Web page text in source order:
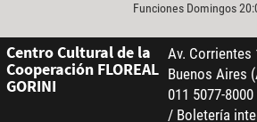
Funciones Domingos
Centro Cultural de la
Cooperación FLOREAL
GORINI
Av. Corrientes
Buenos Aires
011 5077-
/ Boletería